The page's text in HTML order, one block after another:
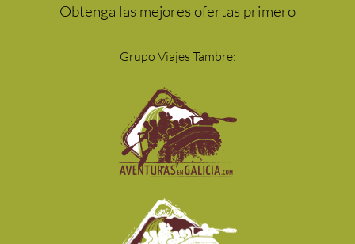
Obtenga las mejores ofertas primero
Grupo Viajes Tambre: